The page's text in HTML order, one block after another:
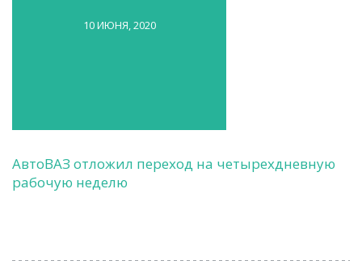
10 ИЮНЯ, 2020
АвтоВАЗ отложил переход на четырехдневную
рабочую неделю